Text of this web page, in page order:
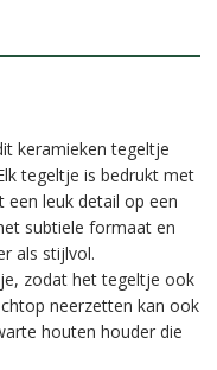
keramieken tegeltje
tegeltje is bedrukt met
leuk detail op een
subtiele formaat en
als stijlvol.
zodat het tegeltje ook
neerzetten kan ook
houten houder die